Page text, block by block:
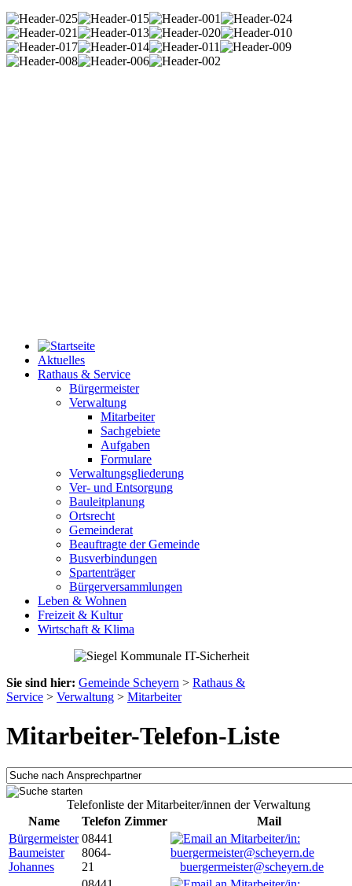
Aktuelles
Rathaus & Service
Bürgermeister
Verwaltung
Mitarbeiter
Sachgebiete
Aufgaben
Formulare
Verwaltungsgliederung
Ver- und Entsorgung
Bauleitplanung
Ortsrecht
Gemeinderat
Beauftragte der Gemeinde
Busverbindungen
Spartenträger
Bürgerversammlungen
Leben & Wohnen
Freizeit & Kultur
Wirtschaft & Klima
Sie sind hier: Gemeinde Scheyern > Rathaus &
Service > Verwaltung > Mitarbeiter
Mitarbeiter-Telefon-Liste
Telefonliste der Mitarbeiter/innen der Verwaltung
Name
Telefon Zimmer
Mail
Bürgermeister
Baumeister
Johannes
08441
8064-
21
buergermeister@scheyern.de